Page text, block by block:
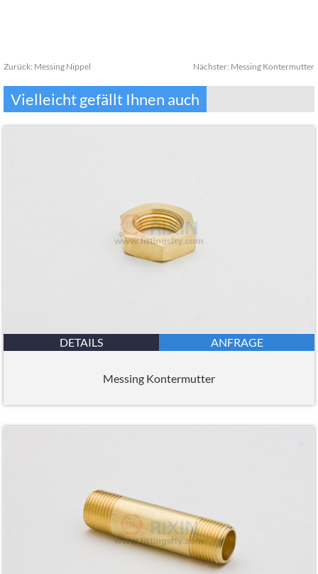
Zurück: Messing Nippel Nächster: Messing Kontermutter
Vielleicht gefällt Ihnen auch
DETAILS ANFRAGE
Messing Kontermutter